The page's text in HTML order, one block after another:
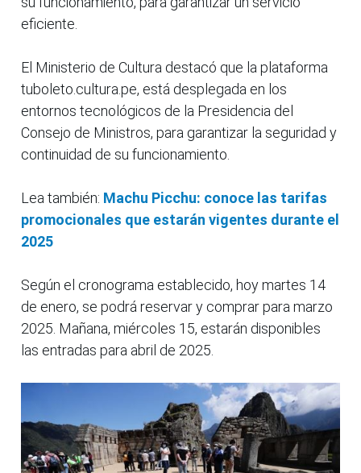
eficiente.
El Ministerio de Cultura destacó que la plataforma
tuboleto.cultura.pe, está desplegada en los
entornos tecnológicos de la Presidencia del
Consejo de Ministros, para garantizar la seguridad y
continuidad de su funcionamiento.
Lea también: Machu Picchu: conoce las tarifas
promocionales que estarán vigentes durante el
2025
Según el cronograma establecido, hoy martes 14
de enero, se podrá reservar y comprar para marzo
2025. Mañana, miércoles 15, estarán disponibles
las entradas para abril de 2025.